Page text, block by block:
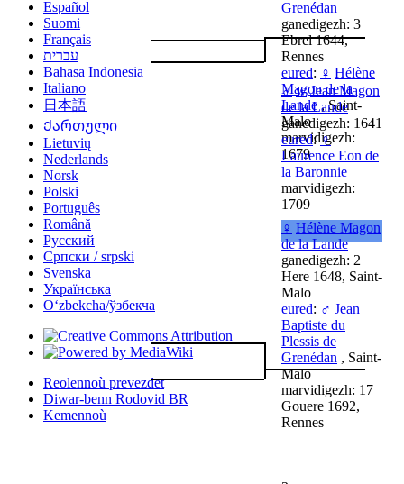
Grenédan
ganedigezh: 3
Ebrel 1644,
Rennes
eured: ♀ Hélène
Magon de la
Lande , Saint-
Malo
marvidigezh:
1679
♂ w Jean Magon
de la Lande
ganedigezh: 1641
eured:♀
Laurence Eon de
la Baronnie
marvidigezh:
1709
♀ Hélène Magon
de la Lande
ganedigezh: 2
Here 1648, Saint-
Malo
eured: ♂ Jean
Baptiste du
Plessis de
Grenédan , Saint-
Malo
marvidigezh: 17
Gouere 1692,
Rennes
Español
Suomi
Français
עברית
Bahasa Indonesia
Italiano
日本語
Ქართული
Lietuvių
Nederlands
Norsk
Polski
Português
Română
Русский
Српски / srpski
Svenska
Українська
Oʻzbekcha/ўзбекча
Reolennoù prevezdet
Diwar-benn Rodovid BR
Kemennoù